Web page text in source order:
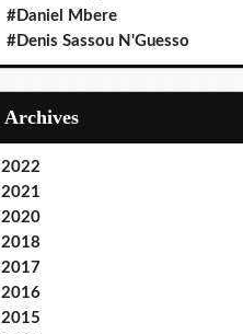
#Daniel Mbere
#Denis Sassou N'Guesso
Archives
2022
2021
2020
2018
2017
2016
2015